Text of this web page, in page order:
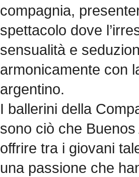
compagnia,
spettacolo dove
sensualità e
armonicamente con
argentino.
I ballerini della
sono ciò che
offrire tra i giovani
una passione che